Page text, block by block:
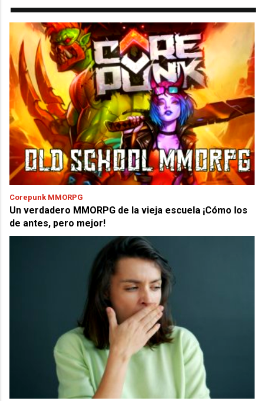
Corepunk MMORPG
Un verdadero MMORPG de la vieja escuela ¡Cómo los
de antes, pero mejor!